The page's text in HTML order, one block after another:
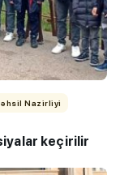
Nazirliyi
keçirilir